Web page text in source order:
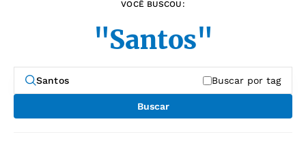
VOCÊ BUSCOU:
"Santos"
Buscar por tag
Buscar